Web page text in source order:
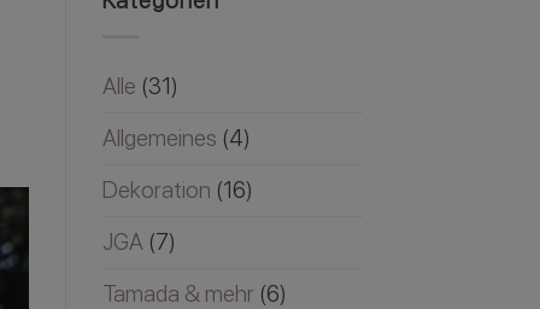
Alle (31)
Allgemeines (4)
Dekoration (16)
JGA(7)
Tamada & mehr (6)